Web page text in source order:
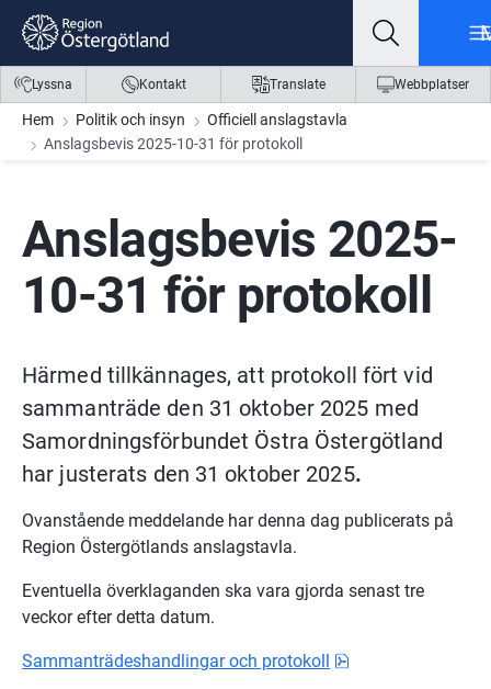
Gå till innehåll
Gå till meny
Gå till sidfot
Lyssna Kontakt Translate Webbplatser
Hem Politik och insyn
Officiell anslagstavla
Anslagsbevis 2025-10-31 för protokoll
Anslagsbevis 2025-
10-31 för protokoll
Härmed tillkännages, att protokoll fört vid
sammanträde den 31 oktober 2025 med
Samordningsförbundet Östra Östergötland
har justerats den 31 oktober 2025.
Ovanstående meddelande har denna dag publicerats på
Region Östergötlands anslagstavla.
Eventuella överklaganden ska vara gjorda senast tre
veckor efter detta datum.
Sammanträdeshandlingar och protokoll